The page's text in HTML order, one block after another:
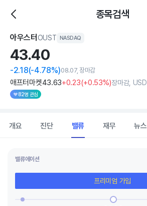
종목검색
아우스터 OUST NASDAQ
43.40
-2.18(-4.78%)08.07, 장마감
애프터마켓43.63+0.23(+0.53%)장마감, USD
82명 관심
개요 진단 밸류 재무 뉴스
밸류에이션
프리미엄 가입